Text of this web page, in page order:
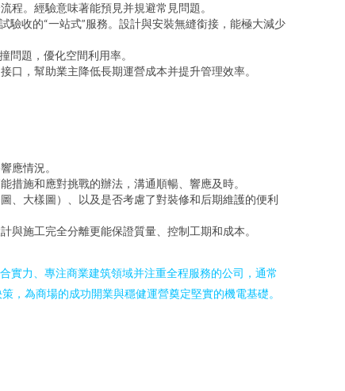
程。經驗意味著能預見并規避常見問題。
驗收的“一站式”服務。設計與安裝無縫銜接，能極大減少
問題，優化空間利用率。
口，幫助業主降低長期運營成本并提升管理效率。
應情況。
措施和應對挑戰的辦法，溝通順暢、響應及時。
、大樣圖）、以及是否考慮了對裝修和后期維護的便利
與施工完全分離更能保證質量、控制工期和成本。
實力、專注商業建筑領域并注重全程服務的公司，通常
，為商場的成功開業與穩健運營奠定堅實的機電基礎。